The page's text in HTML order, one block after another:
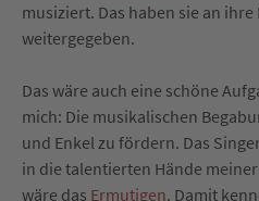
musiziert. Das haben sie an
weitergegeben.
Das wäre auch eine schöne
mich: Die musikalischen
und Enkel zu fördern. Das
in die talentierten Hände
wäre das Ermutigen. Damit